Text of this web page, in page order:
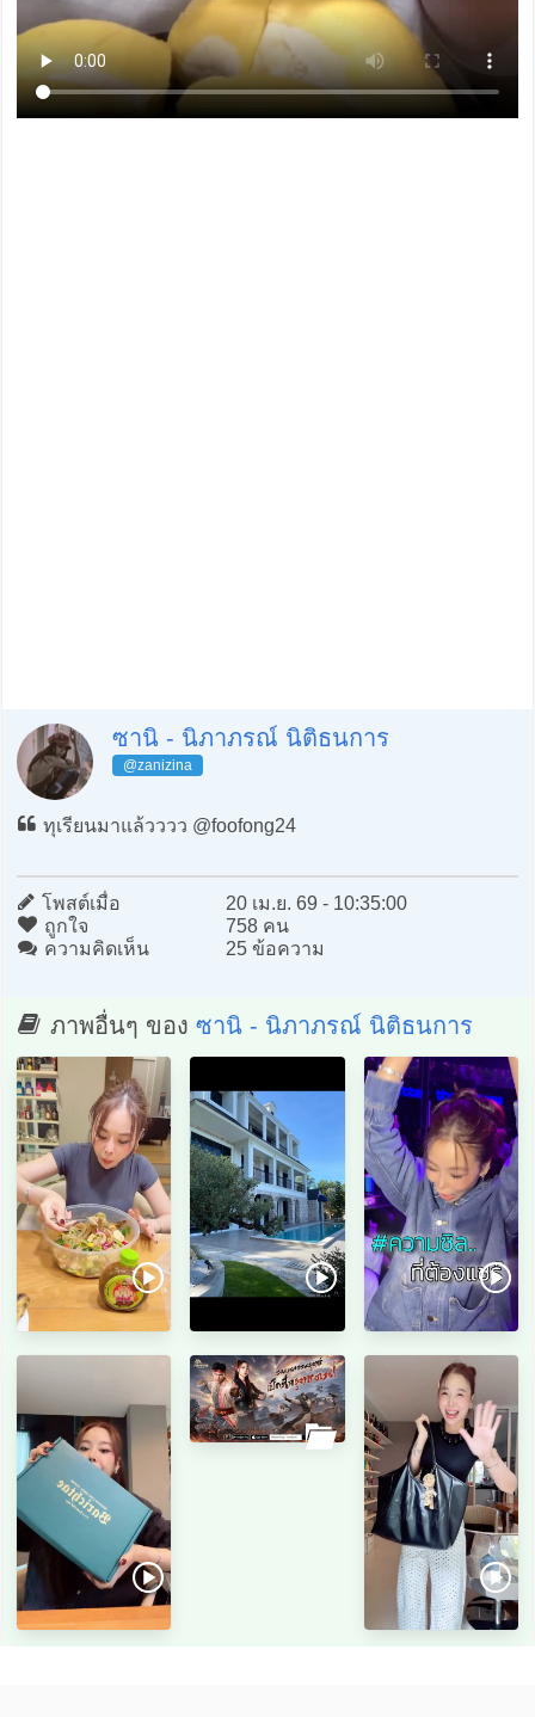
ซานิ - นิภาภรณ์ นิติธนการ
@zanizina
ทุเรียนมาแล้วววว @foofong24
โพสต์เมื่อ
20 เม.ย. 69 - 10:35:00
ถูกใจ
758 คน
ความคิดเห็น
25 ข้อความ
ภาพอื่นๆ ของ ซานิ - นิภาภรณ์ นิติธนการ